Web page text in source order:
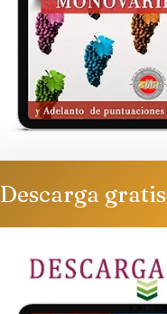
Descarga gratis